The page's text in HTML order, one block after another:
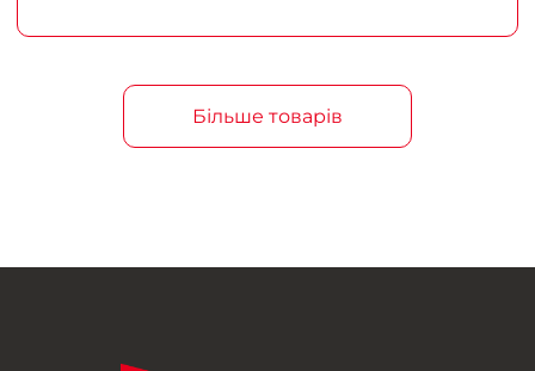
Більше товарів